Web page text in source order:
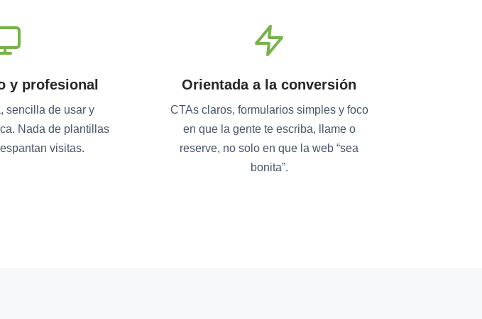
y profesional
sencilla de usar y
Nada de plantillas
visitas.
Orientada a la conversión
CTAs claros, formularios simples y foco
en que la gente te escriba, llame o
reserve, no solo en que la web “sea
bonita”.